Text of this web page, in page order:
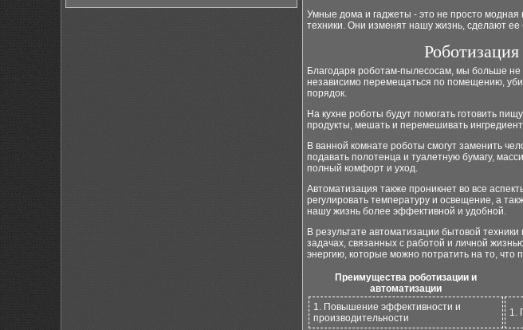
Умные дома и гаджеты - это не просто
техники. Они изменят нашу жизнь, сделают
Благодаря роботам-пылесосам, мы больше не
независимо перемещаться по помещению,
порядок.
На кухне роботы будут помогать готовить
продукты, мешать и перемешивать
В ванной комнате роботы смогут заменить
подавать полотенца и туалетную бумагу,
полный комфорт и уход.
Автоматизация также проникнет во все
регулировать температуру и освещение, а
нашу жизнь более эффективной и удобной.
В результате автоматизации бытовой
задачах, связанных с работой и личной
энергию, которые можно потратить на то, что
Преимущества роботизации и
автоматизации
1. Повышение эффективности и
производительности
1.